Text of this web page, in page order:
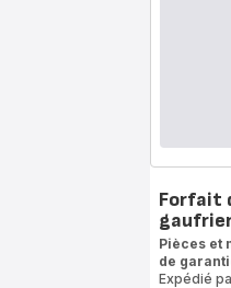
Forfait
Pièces et
de
Expédié